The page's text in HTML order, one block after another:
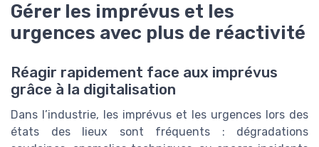
Gérer les imprévus et les
urgences avec plus de réactivité
Réagir rapidement face aux imprévus
grâce à la digitalisation
Dans l’industrie, les imprévus et les urgences lors des
états des lieux sont fréquents : dégradations